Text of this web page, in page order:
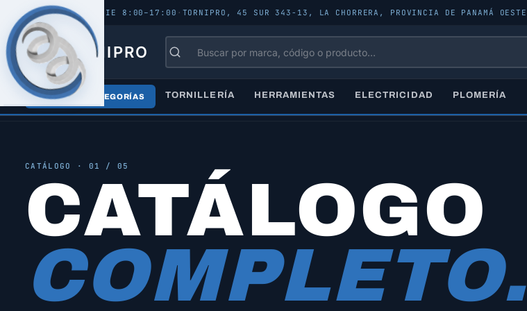
ABIERTO - LUN–VIE 8:00–17:00 · TORNIPRO, 45 SUR 343-13, LA CHORRERA, PROVINCIA DE PANAMÁ OESTE
TORNIPRO
TODAS LAS CATEGORÍAS TORNILLERÍA HERRAMIENTAS ELECTRICIDAD PLOMERÍA
Inicio / Catálogo / Todos los productos
CATÁLOGO · 01 / 05
CATÁLOGO
COMPLETO.